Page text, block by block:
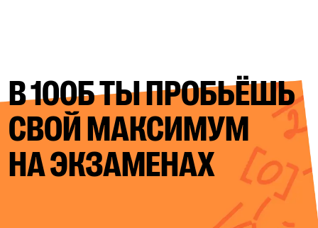
В 100Б ТЫ ПРОБЬЁШЬ
СВОЙМАКСИМУМ
НА ЭКЗАМЕНАХ